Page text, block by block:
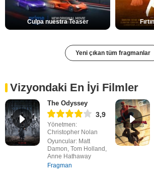
Culpa nuestra Teaser
Yeni çıkan tüm fragmanlar
Vizyondaki En İyi Filmler
The Odyssey
3,9
Yönetmen:
Christopher Nolan
Oyuncular: Matt
Damon, Tom Holland,
Anne Hathaway
Fragman